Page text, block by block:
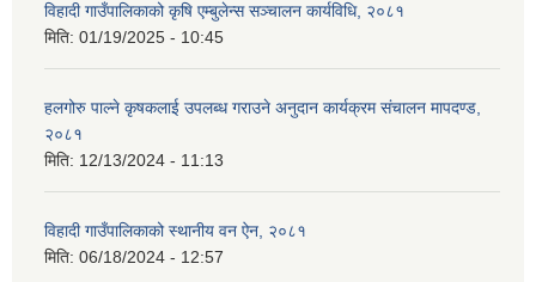
विहादी गाउँपालिकाको कृषि एम्बुलेन्स सञ्चालन कार्यविधि, २०८१
मिति: 01/19/2025 - 10:45
हलगोरु पाल्ने कृषकलाई उपलब्ध गराउने अनुदान कार्यक्रम संचालन मापदण्ड,
२०८१
मिति: 12/13/2024 - 11:13
विहादी गाउँपालिकाको स्थानीय वन ऐन, २०८१
मिति: 06/18/2024 - 12:57